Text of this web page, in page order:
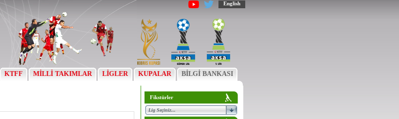
English
KTFF MİLLİ TAKIMLAR LİGLER KUPALAR BİLGİ BANKASI
Fikstürler